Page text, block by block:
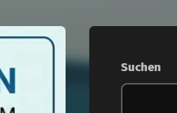
Suchen